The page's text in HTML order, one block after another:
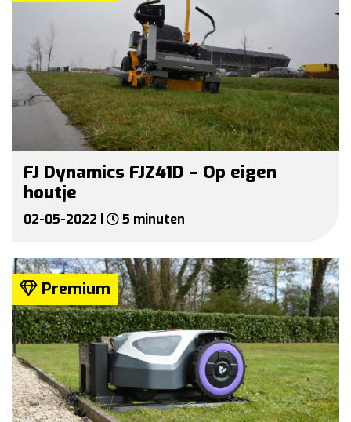
FJ Dynamics FJZ41D – Op eigen
houtje
02-05-2022 | 5 minuten
Premium